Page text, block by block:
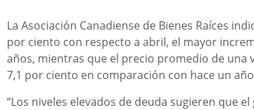
La Asociación Canadiense de Bienes Raíces
por ciento con respecto a abril, el mayor
años, mientras que el precio promedio de una
7,1 por ciento en comparación con hace un
“Los niveles elevados de deuda sugieren que